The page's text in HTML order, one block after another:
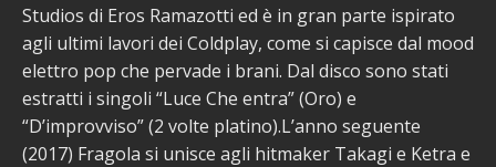
Studios di Eros Ramazotti ed è in gran parte ispirato
agli ultimi lavori dei Coldplay, come si capisce dal mood
elettro pop che pervade i brani. Dal disco sono stati
estratti i singoli “Luce Che entra” (Oro) e
“D’improvviso” (2 volte platino).L’anno seguente
(2017) Fragola si unisce agli hitmaker Takagi e Ketra e